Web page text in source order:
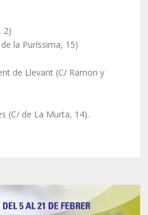
2)
la Puríssima, 15)
de Llevant (C/ Ramon y
(C/ de La Murta, 14).